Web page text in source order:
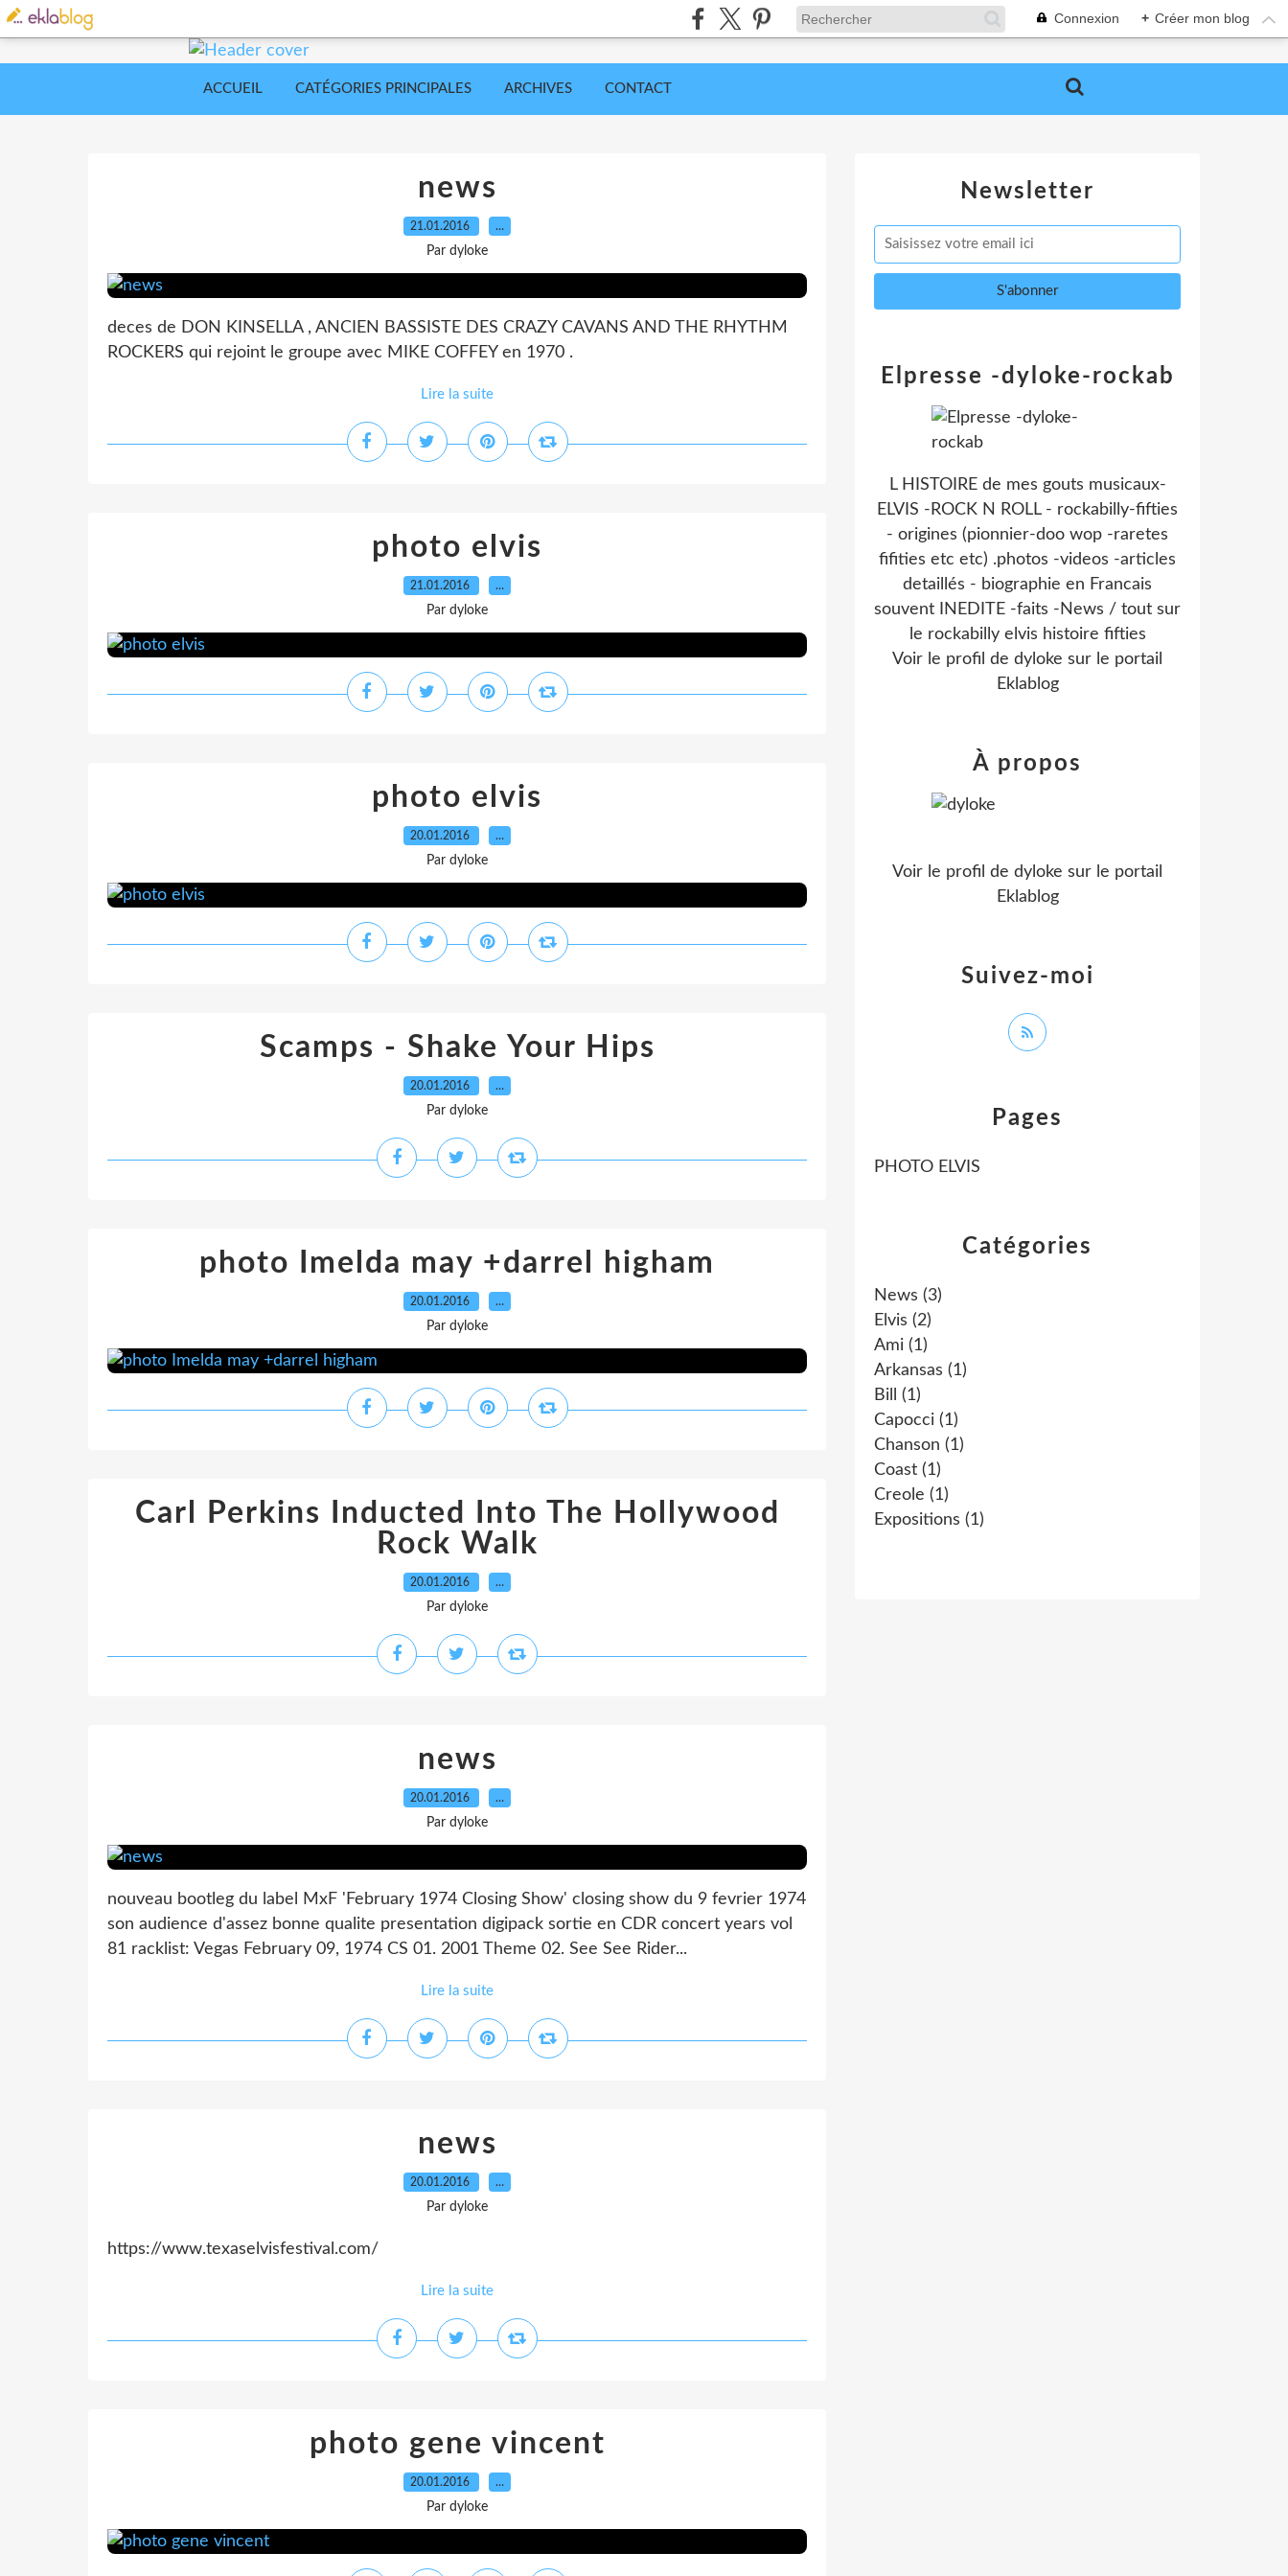
Connexion + Créer mon blog
ACCUEIL CATÉGORIES PRINCIPALES ARCHIVES CONTACT
news
21.01.2016 …
Par dyloke
deces de DON KINSELLA , ANCIEN BASSISTE DES CRAZY CAVANS AND THE RHYTHM
ROCKERS qui rejoint le groupe avec MIKE COFFEY en 1970 .
Lire la suite
photo elvis
21.01.2016 …
Par dyloke
photo elvis
20.01.2016 …
Par dyloke
Scamps - Shake Your Hips
20.01.2016 …
Par dyloke
photo Imelda may +darrel higham
20.01.2016 …
Par dyloke
Carl Perkins Inducted Into The Hollywood
Rock Walk
20.01.2016 …
Par dyloke
news
20.01.2016 …
Par dyloke
nouveau bootleg du label MxF 'February 1974 Closing Show' closing show du 9 fevrier 1974
son audience d'assez bonne qualite presentation digipack sortie en CDR concert years vol
81 racklist: Vegas February 09, 1974 CS 01. 2001 Theme 02. See See Rider...
Lire la suite
news
20.01.2016 …
Par dyloke
https://www.texaselvisfestival.com/
Lire la suite
photo gene vincent
20.01.2016 …
Par dyloke
Newsletter
Catégories
News (3)
Elvis (2)
Ami (1)
Arkansas (1)
Bill
(1)
Capocci (1)
Chanson (1)
Coast (1)
Creole (1)
Expositions (1)
Pages
PHOTO ELVIS
Elpresse -dyloke-rockab
L HISTOIRE de mes gouts musicaux-
ELVIS -ROCK N ROLL - rockabilly-fifties
- origines (pionnier-doo wop -raretes
fifities etc etc) .photos -videos -articles
detaillés - biographie en Francais
souvent INEDITE -faits -News / tout sur
le rockabilly elvis histoire fifties
Voir le profil de dyloke sur le portail
Eklablog
Suivez-moi
À propos
Voir le profil de dyloke sur le portail
Eklablog